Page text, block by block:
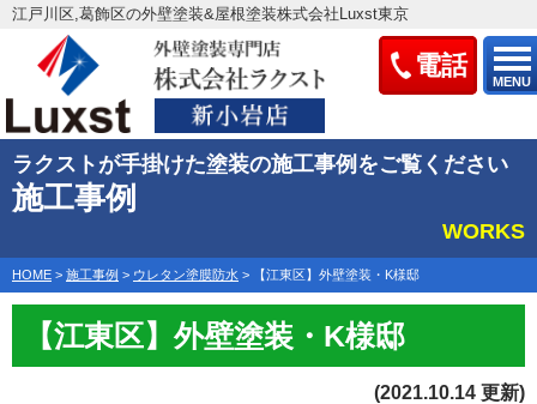
電話
MENU
江戸川区,葛飾区の外壁塗装&屋根塗装株式会社Luxst東京
ラクストが手掛けた塗装の施工事例をご覧ください
施工事例
WORKS
HOME > 施工事例 > ウレタン塗膜防水 > 【江東区】外壁塗装・K様邸
【江東区】外壁塗装・K様邸
(2021.10.14 更新)